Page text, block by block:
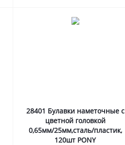
28401 Булавки наметочные с
цветной головкой
0,65мм/25мм,сталь/пластик,
120шт PONY